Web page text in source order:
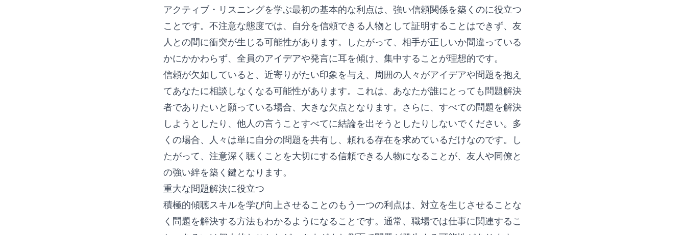
アクティブ・リスニングを学ぶ最初の基本的な利点は、強い信頼関係を築くのに役立つ
ことです。不注意な態度では、自分を信頼できる人物として証明することはできず、友
人との間に衝突が生じる可能性があります。したがって、相手が正しいか間違っている
かにかかわらず、全員のアイデアや発言に耳を傾け、集中することが理想的です。
信頼が欠如していると、近寄りがたい印象を与え、周囲の人々がアイデアや問題を抱え
てあなたに相談しなくなる可能性があります。これは、あなたが誰にとっても問題解決
者でありたいと願っている場合、大きな欠点となります。さらに、すべての問題を解決
しようとしたり、他人の言うことすべてに結論を出そうとしたりしないでください。多
くの場合、人々は単に自分の問題を共有し、頼れる存在を求めているだけなのです。し
たがって、注意深く聴くことを大切にする信頼できる人物になることが、友人や同僚と
の強い絆を築く鍵となります。
重大な問題解決に役立つ
積極的傾聴スキルを学び向上させることのもう一つの利点は、対立を生じさせることな
く問題を解決する方法もわかるようになることです。通常、職場では仕事に関連するこ